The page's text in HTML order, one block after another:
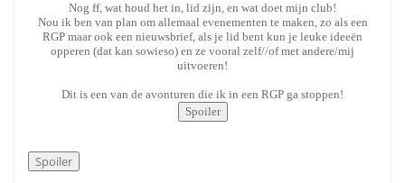
Nog ff, wat houd het in, lid zijn, en wat doet mijn club!
Nou ik ben van plan om allemaal evenementen te maken, zo als een
RGP maar ook een nieuwsbrief, als je lid bent kun je leuke ideeën
opperen (dat kan sowieso) en ze vooral zelf//of met andere/mij
uitvoeren!
Dit is een van de avonturen die ik in een RGP ga stoppen!